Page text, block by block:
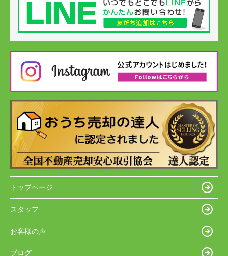
トップページ
スタッフ
お客様の声
ブログ